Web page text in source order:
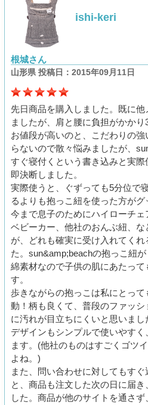
ishi-keri
根城さん
山形県 投稿日：2015年09月11日
先日商品を購入しました。既に
ましたが、肩と腰に負担がかかり
お値段が高いのと、こだわりの
らないので散々悩みましたが、
すぐ寝付くという書き込みと実
即決断しました。
実際使うと、ぐずっても5分位で
るよりも抱っこ紐を使った方がグ
今まで息子のためにハイローチェ
ベビーカー、他社のおんぶ紐、
が、どれも確実に受け入れてく
た。sun&amp;beachの抱っこ紐が
綿素材なので子供の肌にあたって
す。
歩きながらの抱っこは私にとっ
動！柄も良くて、普段のファッ
に汚れが目立ちにくいと思いまし
デザインもシンプルで使いやす
ます。(他社のものはすごくゴツ
よね。)
また、問い合わせに対してもす
と、商品も注文した次の日に届
した。商品が他のサイトを通さ